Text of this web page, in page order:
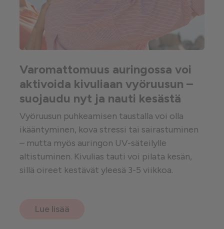
Varomattomuus auringossa voi
aktivoida kivuliaan vyöruusun –
suojaudu nyt ja nauti kesästä
Vyöruusun puhkeamisen taustalla voi olla
ikääntyminen, kova stressi tai sairastuminen
– mutta myös auringon UV-säteilylle
altistuminen. Kivulias tauti voi pilata kesän,
sillä oireet kestävät yleesä 3-5 viikkoa.
Lue lisää